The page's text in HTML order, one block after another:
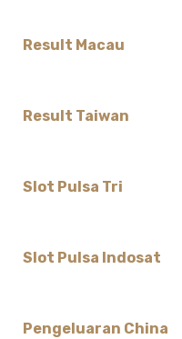
Result Macau
Result Taiwan
Slot Pulsa Tri
Slot Pulsa Indosat
Pengeluaran China